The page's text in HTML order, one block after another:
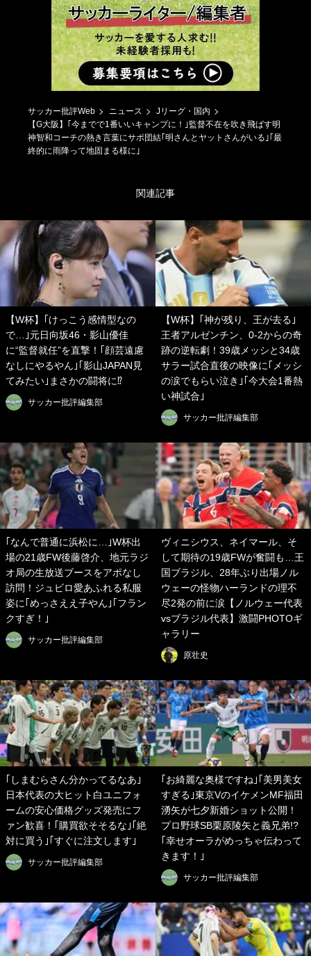
サッカー批評Web ニュース
Jリーグ・国内
【G大阪】｢今までで1番いいキャンプに！｣監督不在を吹き飛ばす明
神智和コーチの熱き言葉にサポ団結｢明さんとヤットさんがいる｣｢最
終的に雨降って地固まる様に｣
関連記事
【W杯】｢けっこう感情型なの
で…｣元日向坂46・影山優佳
に“監督就任”を直撃！｢顔芸遠慮
なしにやるやん｣｢影山JAPAN見
てみたい｣まさかの闘将に⁉
サッカー批評編集部
【W杯】｢神が残り、王が去る｣
王者アルゼンチン、0-2からの奇
跡の逆転劇！39歳メッシと34歳
サラー試合直後の映像に｢メッシ
の涙でもらい泣き｣｢今大会1番熱
い神試合｣
サッカー批評編集部
｢なんで普通に浜松に…｣W杯出
場の21歳FW後藤啓介、地元ラジ
オ局の生放送ブースをアポなし
訪問！ジュビロ愛あふれる私服
姿に｢めっさええ子やん｣｢フラン
クすぎ！｣
サッカー批評編集部
ヴィニシウス、ネイマール、そ
して期待の19歳FWが奮闘も…王
国ブラジル、28年ぶり出場ノル
ウェーの怪物ハーランドの理不
尽2発の前に涙【ノルウェー代表
vsブラジル代表】激闘PHOTOギ
ャラリー
原壮史
｢しまむらさん分かってるなあ｣
日本代表の大ヒット白ユニフォ
ームの安心価格グッズ発売にフ
ァン歓喜！｢購買欲そそるな｣｢絶
対に買う｣｢すぐに注文します｣
サッカー批評編集部
｢お綺麗な奥様ですね｣｢美男美女
すぎる｣東京VのイケメンMF福田
湧矢が七夕新婚ショット公開！
プロ野球SB栗原陵矢と義兄弟!?
｢幸せオーラがめっちゃ伝わって
きます！｣
サッカー批評編集部